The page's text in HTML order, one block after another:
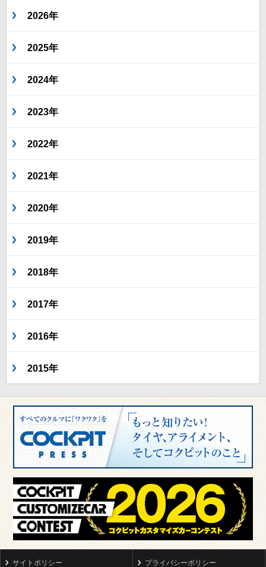
2026年
2025年
2024年
2023年
2022年
2021年
2020年
2019年
2018年
2017年
2016年
2015年
サイトポリシー プライバシーポリシー